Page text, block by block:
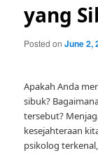
yang
Posted onJune 2,
Apakah Anda
sibuk?
tersebut?
kesejahteraan
psikolog